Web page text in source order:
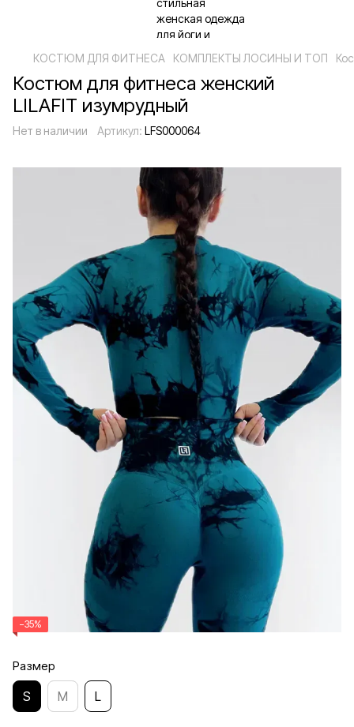
КОСТЮМ ДЛЯ ФИТНЕСА КОМПЛЕКТЫ ЛОСИНЫ И ТОП
Костюм для фитнеса женский
LILAFIT изумрудный
Нет в наличии Артикул: LFS000064
−35%
Размер
S M L